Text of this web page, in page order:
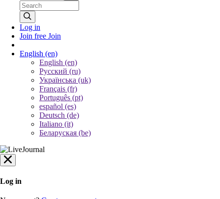
Log in
Join free Join
English (en)
English (en)
Русский (ru)
Українська (uk)
Français (fr)
Português (pt)
español (es)
Deutsch (de)
Italiano (it)
Беларуская (be)
Log in